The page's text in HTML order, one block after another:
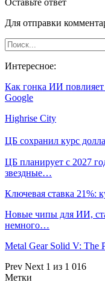
Для отправки
Интересное:
Как гонка ИИ
Google
Highrise City
ЦБ сохранил курс
ЦБ планирует с 2027
звездные…
Ключевая ставка 21%:
Новые чипы для ИИ,
немного…
Metal Gear Solid V: The
Prev Next 1 из 1 016
Метки